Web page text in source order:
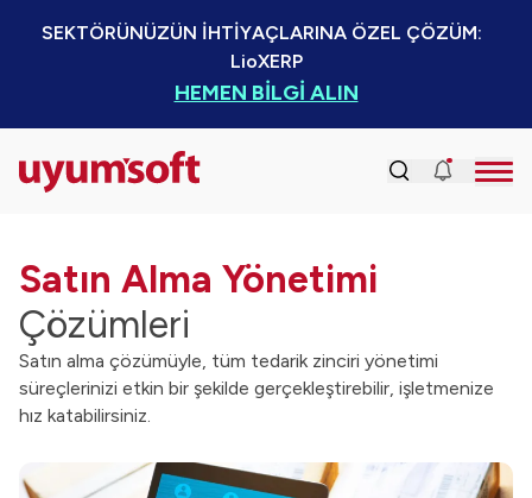
SEKTÖRÜNÜZÜN İHTİYAÇLARINA ÖZEL ÇÖZÜM:
LioXERP
HEMEN BİLGİ ALIN
Satın Alma Yönetimi
Çözümleri
Satın alma çözümüyle, tüm tedarik zinciri yönetimi
süreçlerinizi etkin bir şekilde gerçekleştirebilir, işletmenize
hız katabilirsiniz.